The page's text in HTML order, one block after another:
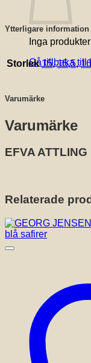
Inga
Gå tillbaka till
Ytterligare information
Storlek 15,15,5,16
Varumärke
Varumärke
EFVA ATTLING
Relaterade